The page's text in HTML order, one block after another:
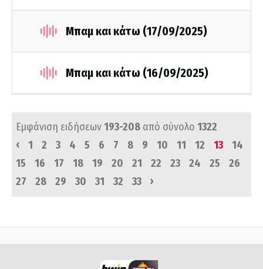
Μπαμ και κάτω (17/09/2025)
Μπαμ και κάτω (16/09/2025)
Εμφάνιση ειδήσεων193-208 από σύνολο 1322
‹
1 2 3 4 5 6 7 8 9 10 11 12 13
14
15
16 17 18 19 20 21 22 23 24 25
26
27
28 29 30 31 32 33 ›